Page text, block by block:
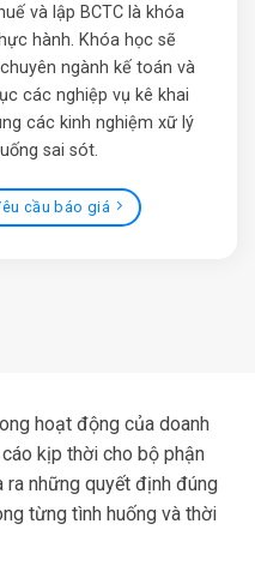
và lập BCTC là khóa
hành. Khóa học sẽ
ngành kế toán và
các nghiệp vụ kê khai
các kinh nghiệm xữ lý
sai sót.
cầu báo giá
hoạt động của doanh
kịp thời cho bộ phận
những quyết định đúng
từng tình huống và thời